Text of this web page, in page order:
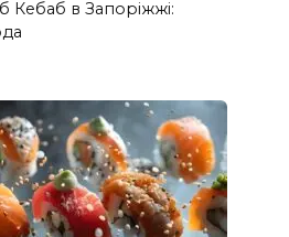
Кебаб в Запоріжжі: